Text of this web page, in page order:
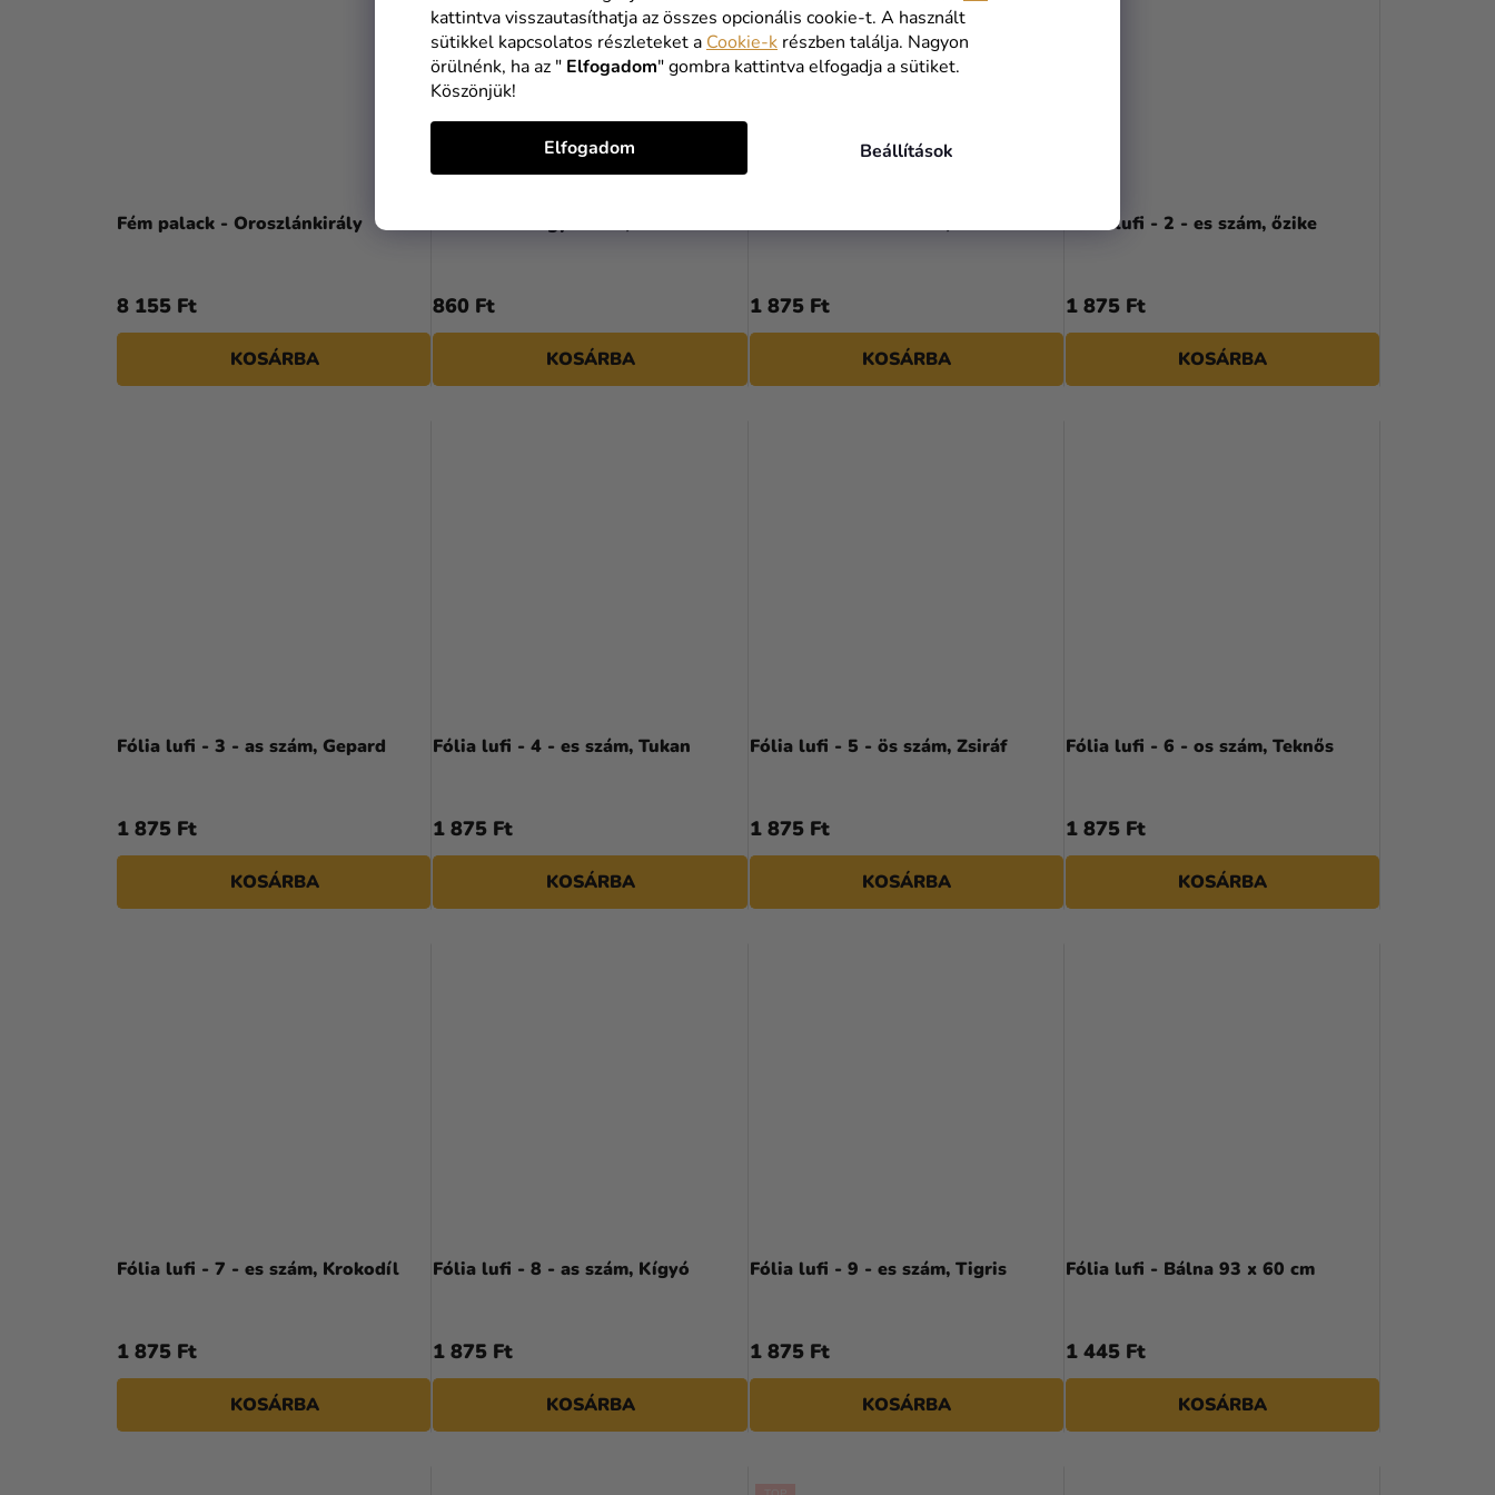
kattintva visszautasíthatja az összes opcionális cookie-t. A használt
sütikkel kapcsolatos részleteket a Cookie-k részben találja. Nagyon
örülnénk, ha az " Elfogadom" gombra kattintva elfogadja a sütiket.
Köszönjük!
Beállítások
Elfogadom
Fém palack - Oroszlánkirály
8 155 Ft
KOSÁRBA
860 Ft
KOSÁRBA
1 875 Ft
KOSÁRBA
Fólia lufi - 2 - es szám, őzike
1 875 Ft
KOSÁRBA
Fólia lufi - 3 - as szám, Gepard
1 875 Ft
KOSÁRBA
Fólia lufi - 4 - es szám, Tukan
1 875 Ft
KOSÁRBA
Fólia lufi - 5 - ös szám, Zsiráf
1 875 Ft
KOSÁRBA
Fólia lufi - 6 - os szám, Teknős
1 875 Ft
KOSÁRBA
Fólia lufi - 7 - es szám, Krokodíl
1 875 Ft
KOSÁRBA
Fólia lufi - 8 - as szám, Kígyó
1 875 Ft
KOSÁRBA
Fólia lufi - 9 - es szám, Tigris
1 875 Ft
KOSÁRBA
Fólia lufi - Bálna 93 x 60 cm
1 445 Ft
KOSÁRBA